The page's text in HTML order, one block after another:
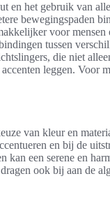
en het gebruik van
bewegingspaden
voor
tussen
die niet
leggen. Voor
van kleur en
en bij de
kan een serene en
ook bij aan de